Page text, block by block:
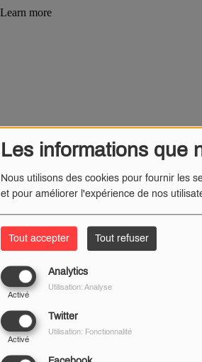
Les informations que
Nous utilisons des cookies pour fournir les
et pour améliorer l'expérience de nos
Tout accepter Tout refuser
Analytics
Activé
Utilisation: Analyse
Twitter
Activé
Utilisation: Fonctionnalité